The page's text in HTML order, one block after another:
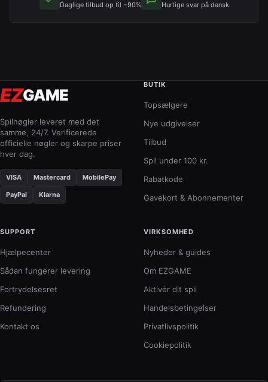
Daglige tilbud op til −90% Hurtige svar på dansk
EZGAME
Spilnøgler leveret med det
samme, 24/7. Verificerede
officielle nøgler og skarpe priser
hver dag.
VISA Mastercard MobilePay
PayPal Klarna
BUTIK
Topsælgere
Nye udgivelser
Tilbud
Spil under 100 kr.
Rabatkode
Gavekort & Abonnementer
SUPPORT
Hjælpecenter
Sådan fungerer levering
Fortrydelsesret
Refundering
Kontakt os
VIRKSOMHED
Nyheder & guides
Om EZGAME
Aktivér dit spil
Handelsbetingelser
Privatlivspolitik
Cookiepolitik